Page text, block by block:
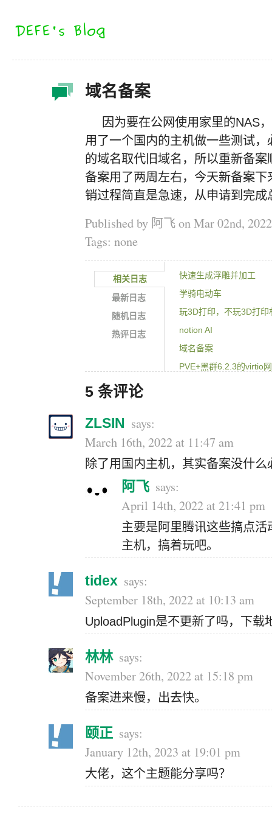
域名备案
因为要在公网使用家里的NAS
用了一个国内的主机做一些测试
的域名取代旧域名，所以重新备
备案用了两周左右，今天新备案
销过程简直是急速，从申请到完
Published by 阿飞 onMar 02nd,
Tags: none
相关日志
最新日志
随机日志
热评日志
快速生成浮雕并加工
学骑电动车
玩3D打印，不玩3D打印
notion AI
域名备案
PVE+黑群6.2.3的virtio
5 条评论
ZLSIN
March 16th, 2022 at 11:47 am
除了用国内主机，其实备案没什么
阿飞
April 14th, 2022 at 21:41 pm
主要是阿里腾讯这些搞点
主机，搞着玩吧。
tidex
September 18th, 2022 at 10:13 am
UploadPlugin是不更新了吗，下载
林林
November 26th, 2022 at 15:18 pm
备案进来慢，出去快。
颐正
January 12th, 2023 at 19:01 pm
大佬，这个主题能分享吗？